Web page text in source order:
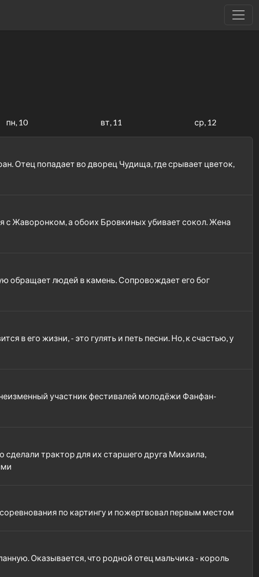
пн, 10 вт, 11 ср, 12
Отец попадает во дворец Чудища, где срывает цветок,
с Жаворонком, а обоих Бровкиных убивает сокол. Жена
обращает людей в камень. Сопровождает его бог
в его жизни, - это гулять и петь песни. Но, к счастью, у
участник фестивалей молодёжи Фанфан-
трактор для их старшего друга Михаила,
по картингу и пожертвовал первым местом
Оказывается, что родной отец мальчика - король